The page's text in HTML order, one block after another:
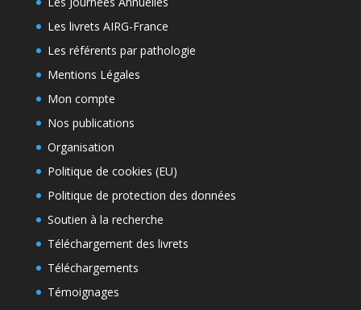
Les livrets AIRG-France
Les référents par pathologie
Mentions Légales
Mon compte
Nos publications
Organisation
Politique de cookies (EU)
Politique de protection des données
Soutien à la recherche
Téléchargement des livrets
Téléchargements
Témoignages